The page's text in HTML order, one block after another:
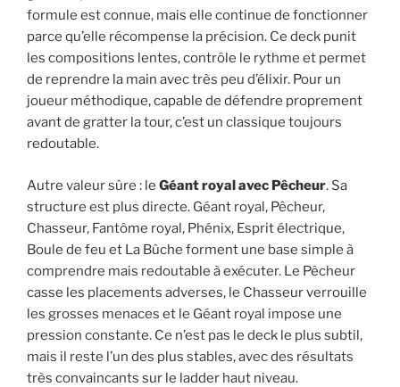
formule est connue, mais elle continue de fonctionner
parce qu’elle récompense la précision. Ce deck punit
les compositions lentes, contrôle le rythme et permet
de reprendre la main avec très peu d’élixir. Pour un
joueur méthodique, capable de défendre proprement
avant de gratter la tour, c’est un classique toujours
redoutable.
Autre valeur sûre : le Géant royal avec Pêcheur. Sa
structure est plus directe. Géant royal, Pêcheur,
Chasseur, Fantôme royal, Phénix, Esprit électrique,
Boule de feu et La Bûche forment une base simple à
comprendre mais redoutable à exécuter. Le Pêcheur
casse les placements adverses, le Chasseur verrouille
les grosses menaces et le Géant royal impose une
pression constante. Ce n’est pas le deck le plus subtil,
mais il reste l’un des plus stables, avec des résultats
très convaincants sur le ladder haut niveau.